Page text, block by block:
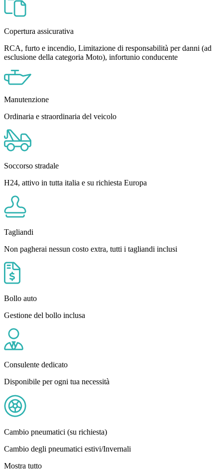
Copertura assicurativa
RCA, furto e incendio, Limitazione di responsabilità per danni (ad
esclusione della categoria Moto), infortunio conducente
Manutenzione
Ordinaria e straordinaria del veicolo
Soccorso stradale
H24, attivo in tutta italia e su richiesta Europa
Tagliandi
Non pagherai nessun costo extra, tutti i tagliandi inclusi
Bollo auto
Gestione del bollo inclusa
Consulente dedicato
Disponibile per ogni tua necessità
Cambio pneumatici (su richiesta)
Cambio degli pneumatici estivi/Invernali
Mostra tutto